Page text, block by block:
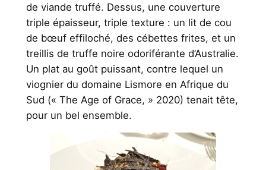
de viande truffé. Dessus, une couverture
triple épaisseur, triple texture : un lit de cou
de bœuf effiloché, des cébettes frites, et un
treillis de truffe noire odoriférante d’Australie.
Un plat au goût puissant, contre lequel un
viognier du domaine Lismore en Afrique du
Sud (« The Age of Grace, » 2020) tenait tête,
pour un bel ensemble.